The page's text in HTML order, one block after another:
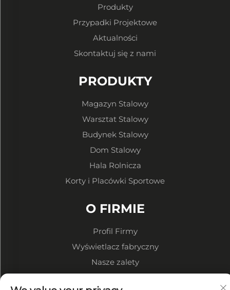
Produkty
Przypadki Projektowe
Aktualności
Skontaktuj się z nami
PRODUKTY
Magazyn Stalowy
Warsztat Stalowy
Budynek Stalowy
Dom Stalowy
Hala Rolnicza
Korty i Placówki Sportowe
O FIRMIE
Profil Firmy
Wyświetlacz fabryczny
Nasze zalety